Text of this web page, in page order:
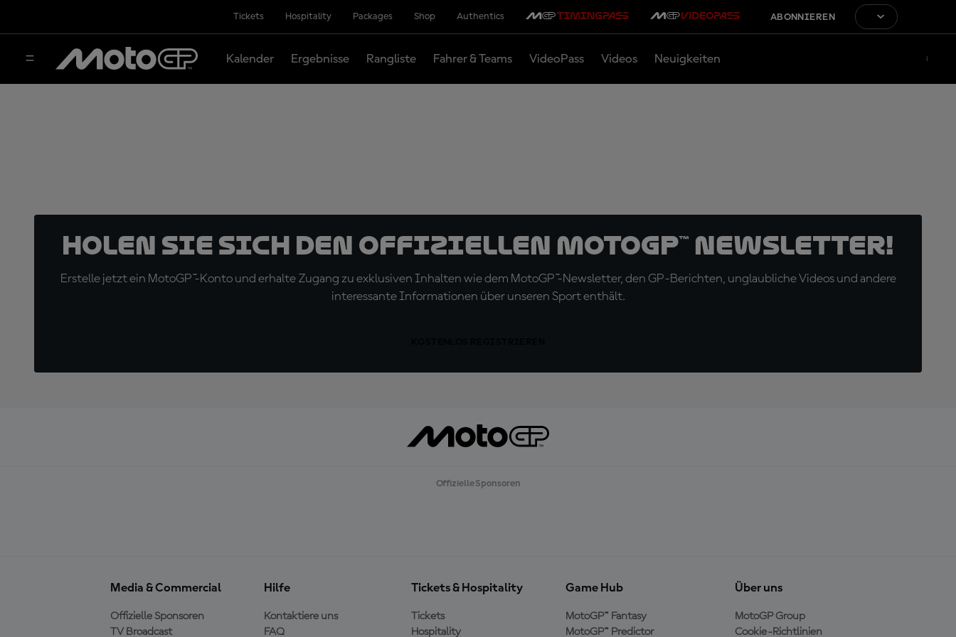
Tickets Hospitality Packages Shop Authentics ABONNIEREN
Kalender Ergebnisse Rangliste Fahrer & Teams VideoPass Videos Neuigkeiten
Holen Sie sich den offiziellen MotoGP™ Newsletter!
Erstelle jetzt ein MotoGP™-Konto und erhalte Zugang zu exklusiven Inhalten wie dem MotoGP™-Newsletter, den GP-Berichten, unglaubliche Videos und andere
interessante Informationen über unseren Sport enthält.
Offizielle Sponsoren
Media & Commercial
Offizielle Sponsoren
TV Broadcast
Hilfe
Kontaktiere uns
FAQ
Tickets & Hospitality
Tickets
Hospitality
Game Hub
MotoGP™ Fantasy
MotoGP™ Predictor
Über uns
MotoGP Group
Cookie-Richtlinien